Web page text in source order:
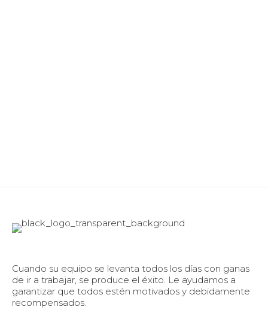
Cuando su equipo se levanta todos los días con ganas
de ir a trabajar, se produce el éxito. Le ayudamos a
garantizar que todos estén motivados y debidamente
recompensados.